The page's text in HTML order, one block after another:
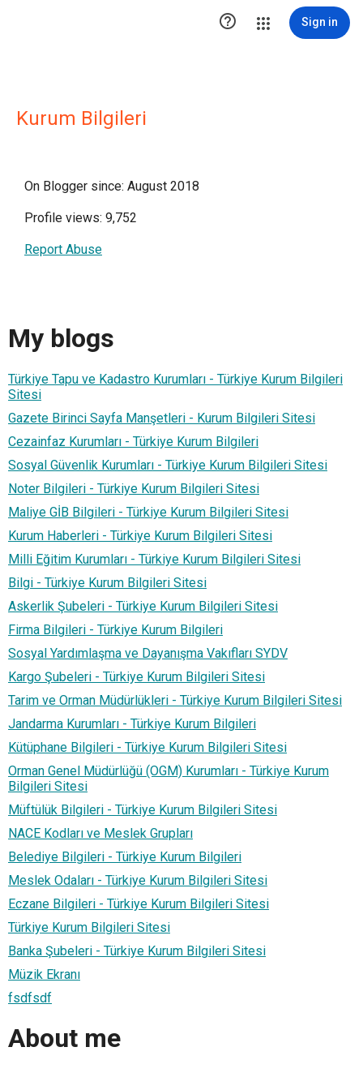
 Sign in
Kurum Bilgileri
On Blogger since: August 2018
Profile views: 9,752
Report Abuse
My blogs
Türkiye Tapu ve Kadastro Kurumları - Türkiye Kurum Bilgileri
Sitesi
Gazete Birinci Sayfa Manşetleri - Kurum Bilgileri Sitesi
Cezainfaz Kurumları - Türkiye Kurum Bilgileri
Sosyal Güvenlik Kurumları - Türkiye Kurum Bilgileri Sitesi
Noter Bilgileri - Türkiye Kurum Bilgileri Sitesi
Maliye GİB Bilgileri - Türkiye Kurum Bilgileri Sitesi
Kurum Haberleri - Türkiye Kurum Bilgileri Sitesi
Milli Eğitim Kurumları - Türkiye Kurum Bilgileri Sitesi
Bilgi - Türkiye Kurum Bilgileri Sitesi
Askerlik Şubeleri - Türkiye Kurum Bilgileri Sitesi
Firma Bilgileri - Türkiye Kurum Bilgileri
Sosyal Yardımlaşma ve Dayanışma Vakıfları SYDV
Kargo Şubeleri - Türkiye Kurum Bilgileri Sitesi
Tarim ve Orman Müdürlükleri - Türkiye Kurum Bilgileri Sitesi
Jandarma Kurumları - Türkiye Kurum Bilgileri
Kütüphane Bilgileri - Türkiye Kurum Bilgileri Sitesi
Orman Genel Müdürlüğü (OGM) Kurumları - Türkiye Kurum
Bilgileri Sitesi
Müftülük Bilgileri - Türkiye Kurum Bilgileri Sitesi
NACE Kodları ve Meslek Grupları
Belediye Bilgileri - Türkiye Kurum Bilgileri
Meslek Odaları - Türkiye Kurum Bilgileri Sitesi
Eczane Bilgileri - Türkiye Kurum Bilgileri Sitesi
Türkiye Kurum Bilgileri Sitesi
Banka Şubeleri - Türkiye Kurum Bilgileri Sitesi
Müzik Ekranı
fsdfsdf
About me